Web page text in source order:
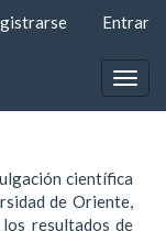
Entrar
científica
de Oriente,
resultados de